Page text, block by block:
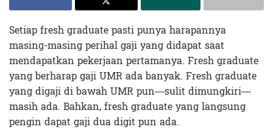
Setiap fresh graduate pasti punya harapannya
masing-masing perihal gaji yang didapat saat
mendapatkan pekerjaan pertamanya. Fresh graduate
yang berharap gaji UMR ada banyak. Fresh graduate
yang digaji di bawah UMR pun—sulit dimungkiri—
masih ada. Bahkan, fresh graduate yang langsung
pengin dapat gaji dua digit pun ada.